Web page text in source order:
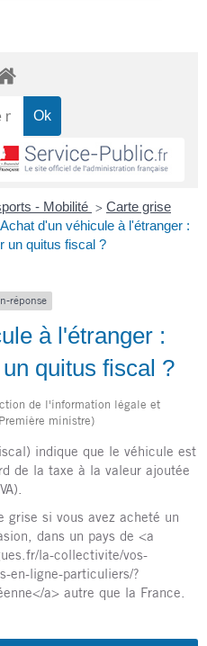
- Mobilité > Carte grise
Achat d'un véhicule à l'étranger :
un quitus fiscal ?
réponse
à l'étranger :
quitus fiscal ?
de l'information légale et
ministre)
indique que le véhicule est
de la taxe à la valeur ajoutée
grise si vous avez acheté un
dans un pays de <a
la-collectivite/vos-
en-ligne-particuliers/?
a> autre que la France.